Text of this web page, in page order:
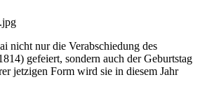
nicht nur die Verabschiedung des
gefeiert, sondern auch der Geburtstag
jetzigen Form wird sie in diesem Jahr